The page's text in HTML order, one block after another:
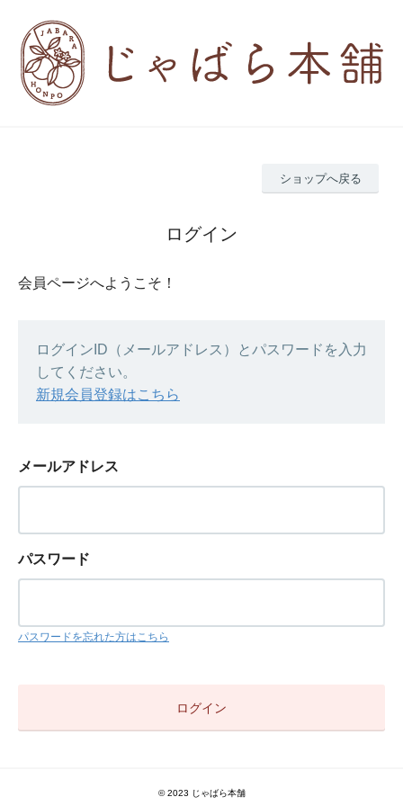
ショップへ戻る
ログイン
会員ページへようこそ！
ログインID（メールアドレス）とパスワードを入力
してください。
新規会員登録はこちら
メールアドレス
パスワード
パスワードを忘れた方はこちら
© 2023 じゃばら本舗